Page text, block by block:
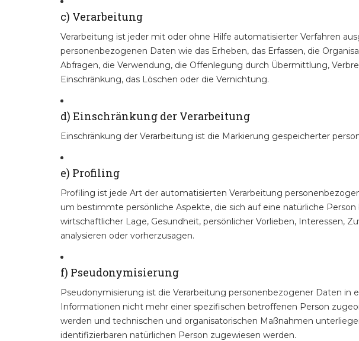
c) Verarbeitung
Verarbeitung ist jeder mit oder ohne Hilfe automatisierter Verfahren
personenbezogenen Daten wie das Erheben, das Erfassen, die
Abfragen, die Verwendung, die Offenlegung durch Übermittlung,
Einschränkung, das Löschen oder die Vernichtung.
d) Einschränkung der Verarbeitung
Einschränkung der Verarbeitung ist die Markierung gespeicherter
e) Profiling
Profiling ist jede Art der automatisierten Verarbeitung
um bestimmte persönliche Aspekte, die sich auf eine natürliche
wirtschaftlicher Lage, Gesundheit, persönlicher Vorlieben, Interessen,
analysieren oder vorherzusagen.
f) Pseudonymisierung
Pseudonymisierung ist die Verarbeitung personenbezogener Daten
Informationen nicht mehr einer spezifischen betroffenen Person
werden und technischen und organisatorischen Maßnahmen
identifizierbaren natürlichen Person zugewiesen werden.